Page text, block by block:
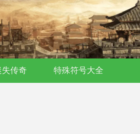
失传奇 特殊符号大全